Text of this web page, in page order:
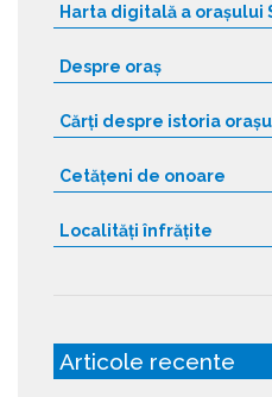
Harta digitală a orașului
Despre oraș
Cărți despre istoria
Cetățeni de onoare
Localități înfrățite
Articole recente